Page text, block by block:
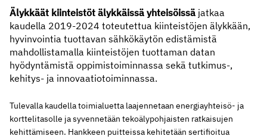
Älykkäät kiinteistöt älykkäissä yhteisöissä jatkaa
kaudella 2019-2024 toteutettua kiinteistöjen älykkään,
hyvinvointia tuottavan sähkökäytön edistämistä
mahdollistamalla kiinteistöjen tuottaman datan
hyödyntämistä oppimistoiminnassa sekä tutkimus-,
kehitys- ja innovaatiotoiminnassa.
Tulevalla kaudella toimialuetta laajennetaan energiayhteisö- ja
korttelitasolle ja syvennetään tekoälypohjaisten ratkaisujen
kehittämiseen. Hankkeen puitteissa kehitetään sertifioitua